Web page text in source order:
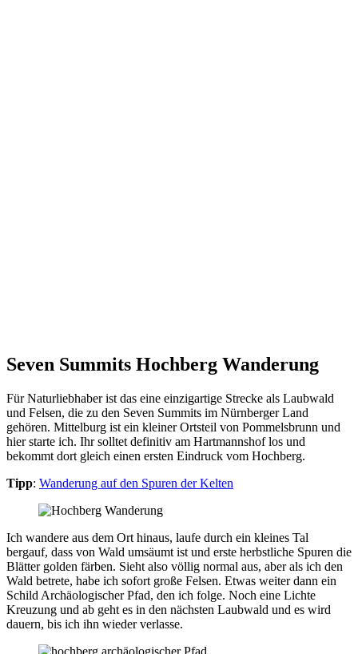
Seven Summits Hochberg Wanderung
Für Naturliebhaber ist das eine einzigartige Strecke als Laubwald
und Felsen, die zu den Seven Summits im Nürnberger Land
gehören. Mittelburg ist ein kleiner Ortsteil von Pommelsbrunn und
hier starte ich. Ihr solltet definitiv am Hartmannshof los und
bekommt dort gleich einen ersten Eindruck vom Hochberg.
Tipp: Wanderung auf den Spuren der Kelten
Ich wandere aus dem Ort hinaus, laufe durch ein kleines Tal
bergauf, dass von Wald umsäumt ist und erste herbstliche Spuren die
Blätter golden färben. Sieht also völlig normal aus, aber als ich den
Wald betrete, habe ich sofort große Felsen. Etwas weiter dann ein
Schild Archäologischer Pfad, den ich folge. Noch eine Lichte
Kreuzung und ab geht es in den nächsten Laubwald und es wird
dauern, bis ich ihn wieder verlasse.